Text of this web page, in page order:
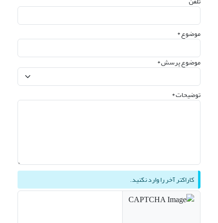
موضوع *
موضوع پرسش *
توضیحات *
کاراکتر آخر را وارد نکنید.